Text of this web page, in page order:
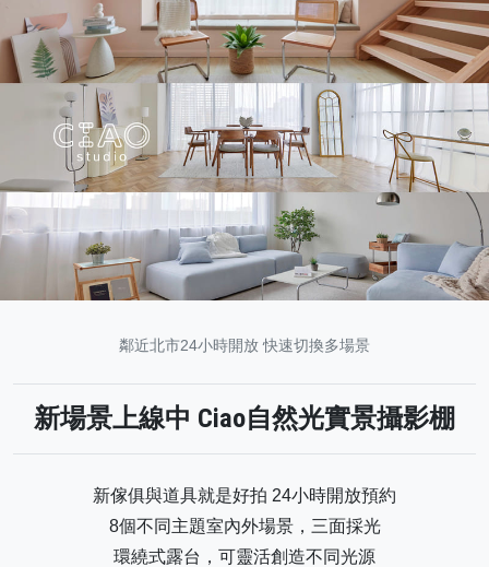
鄰近北市24小時開放 快速切換多場景
新場景上線中 Ciao自然光實景攝影棚
新傢俱與道具就是好拍 24小時開放預約
8個不同主題室內外場景，三面採光
環繞式露台，可靈活創造不同光源